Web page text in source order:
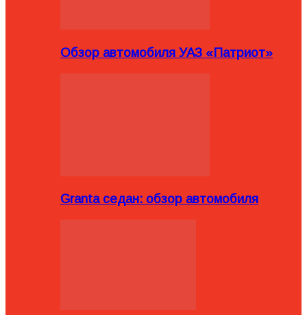
Обзор автомобиля УАЗ «Патриот»
Granta седан: обзор автомобиля